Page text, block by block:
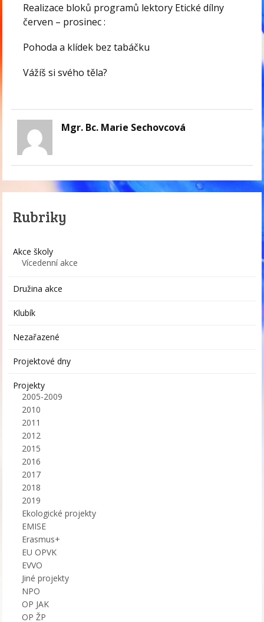
Realizace bloků programů lektory Etické dílny
červen – prosinec :
Pohoda a klídek bez tabáčku
Vážíš si svého těla?
Mgr. Bc. Marie Sechovcová
Rubriky
Akce školy
Vícedenní akce
Družina akce
Klubík
Nezařazené
Projektové dny
Projekty
2005-2009
2010
2011
2012
2015
2016
2017
2018
2019
Ekologické projekty
EMISE
Erasmus+
EU OPVK
EVVO
Jiné projekty
NPO
OP JAK
OP ŽP